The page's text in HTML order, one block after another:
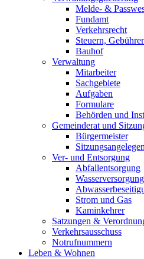
Melde- &
Fundamt
Verkehrsrecht
Steuern,
Bauhof
Verwaltung
Mitarbeiter
Sachgebiete
Aufgaben
Formulare
Behörden und
Gemeinderat und
Bürgermeister
Ver- und Entsorgung
Abfallentsorgung
Wasserversorgung
Strom und Gas
Kaminkehrer
Satzungen &
Verkehrsausschuss
Notrufnummern
Leben & Wohnen